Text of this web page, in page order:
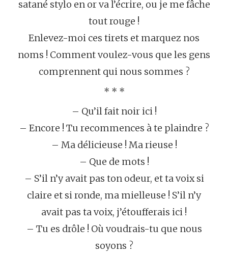
satané stylo en or va l’écrire, ou je me fâche
tout rouge !
Enlevez-moi ces tirets et marquez nos
noms ! Comment voulez-vous que les gens
comprennent qui nous sommes ?
* * *
– Qu’il fait noir ici !
– Encore ! Tu recommences à te plaindre ?
– Ma délicieuse ! Ma rieuse !
– Que de mots !
– S’il n’y avait pas ton odeur, et ta voix si
claire et si ronde, ma mielleuse ! S’il n’y
avait pas ta voix, j’étoufferais ici !
– Tu es drôle ! Où voudrais-tu que nous
soyons ?